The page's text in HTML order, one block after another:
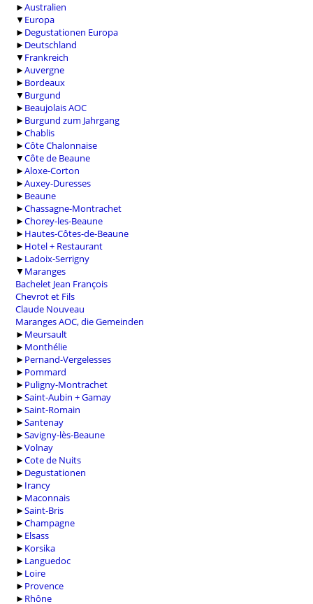
►Australien
▼ Europa
► Degustationen Europa
► Deutschland
▼ Frankreich
►Auvergne
► Bordeaux
▼ Burgund
► Beaujolais AOC
► Burgund zum Jahrgang
►Chablis
►Côte Chalonnaise
▼Côte de Beaune
►Aloxe-Corton
►Auxey-Duresses
► Beaune
►Chassagne-Montrachet
►Chorey-les-Beaune
► Hautes-Côtes-de-Beaune
► Hotel + Restaurant
► Ladoix-Serrigny
▼ Maranges
Bachelet Jean François
Chevrot et Fils
Claude Nouveau
Maranges AOC, die Gemeinden
► Meursault
► Monthélie
► Pernand-Vergelesses
► Pommard
► Puligny-Montrachet
►Saint-Aubin + Gamay
►Saint-Romain
►Santenay
►Savigny-lès-Beaune
►Volnay
►Cote de Nuits
► Degustationen
► Irancy
► Maconnais
►Saint-Bris
►Champagne
► Elsass
► Korsika
► Languedoc
► Loire
► Provence
► Rhône